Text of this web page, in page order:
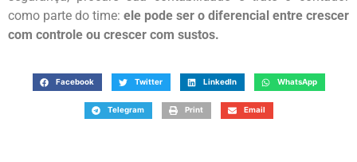
como parte do time: ele pode ser o diferencial entre crescer
com controle ou crescer com sustos.
Facebook Twitter LinkedIn WhatsApp
Telegram Print Email